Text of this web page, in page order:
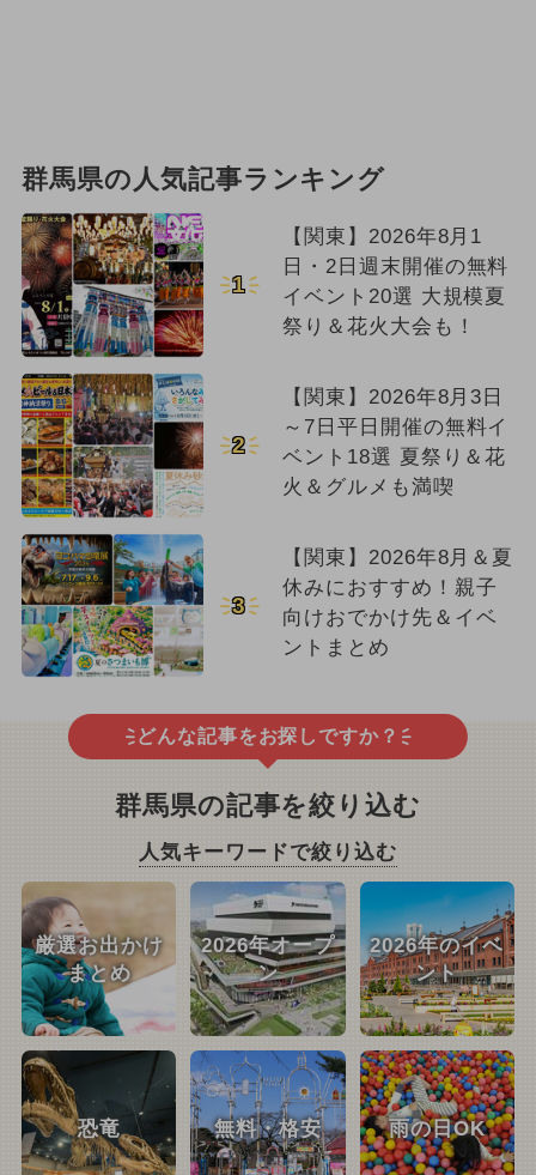
群馬県の人気記事ランキング
1
【関東】2026年8月1
日・2日週末開催の無料
イベント20選 大規模夏
祭り＆花火大会も！
2
【関東】2026年8月3日
～7日平日開催の無料イ
ベント18選 夏祭り＆花
火＆グルメも満喫
3
【関東】2026年8月＆夏
休みにおすすめ！親子
向けおでかけ先＆イベ
ントまとめ
どんな記事をお探しですか？
群馬県の記事を絞り込む
人気キーワードで絞り込む
厳選お出かけ
まとめ
2026年オープ
ン
2026年のイベ
ント
恐竜 無料・格安 雨の日OK